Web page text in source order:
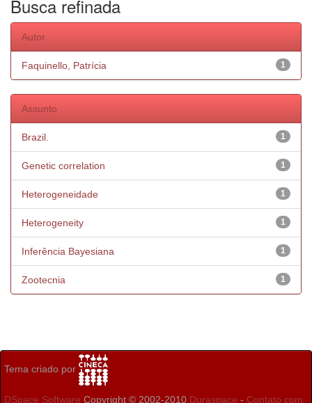
Busca refinada
Autor
1
Faquinello, Patrícia
Assunto
1
Brazil.
1
Genetic correlation
1
Heterogeneidade
1
Heterogeneity
1
Inferência Bayesiana
1
Zootecnia
Tema criado por
DSpace Software Copyright © 2002-2010 Duraspace - Contato com